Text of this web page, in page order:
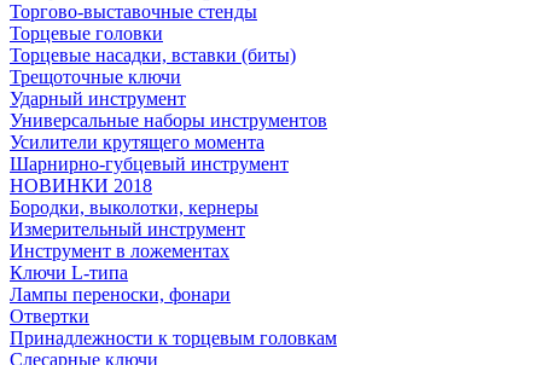
Торгово-выставочные стенды
Торцевые головки
Торцевые насадки, вставки (биты)
Трещоточные ключи
Ударный инструмент
Универсальные наборы инструментов
Усилители крутящего момента
Шарнирно-губцевый инструмент
НОВИНКИ 2018
Бородки, выколотки, кернеры
Измерительный инструмент
Инструмент в ложементах
Ключи L-типа
Лампы переноски, фонари
Отвертки
Принадлежности к торцевым головкам
Слесарные ключи